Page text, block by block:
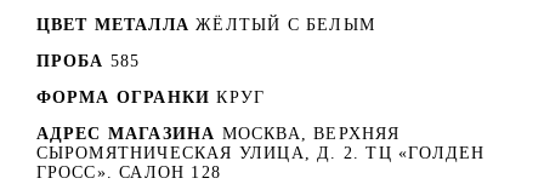
ЦВЕТ МЕТАЛЛА ЖЁЛТЫЙ С БЕЛЫМ
ПРОБА 585
ФОРМА ОГРАНКИ КРУГ
АДРЕС МАГАЗИНА МОСКВА, ВЕРХНЯЯ
СЫРОМЯТНИЧЕСКАЯ УЛИЦА, Д. 2. ТЦ «ГОЛДЕН
ГРОСС». САЛОН 128